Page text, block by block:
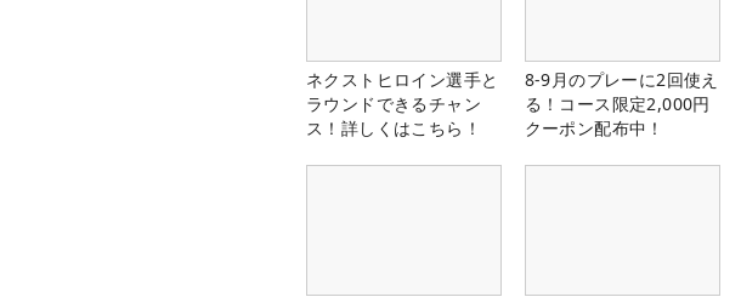
ネクストヒロイン選手と
ラウンドできるチャン
ス！詳しくはこちら！
8-9月のプレーに2回使え
る！コース限定2,000円
クーポン配布中！